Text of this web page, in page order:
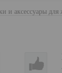
и аксессуары